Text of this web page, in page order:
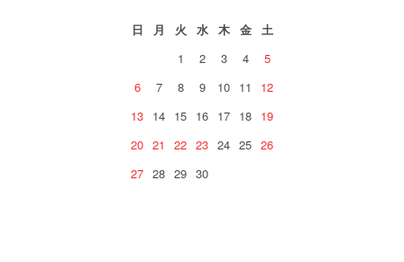
日 月 火 水 木 金
土
1
2 3 4
5
6
7 8 9 10 11
12
13 14 15 16 17 18 19
20 21 22 23 24 25 26
27 28 29 30